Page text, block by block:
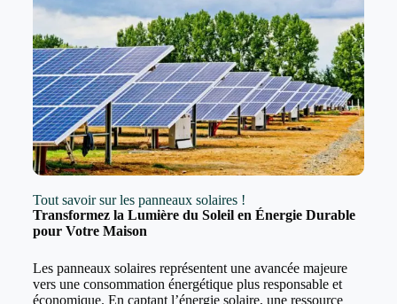
Tout savoir sur les panneaux solaires !
Transformez la Lumière du Soleil en Énergie Durable
pour Votre Maison
Les panneaux solaires représentent une avancée majeure
vers une consommation énergétique plus responsable et
économique. En captant l’énergie solaire, une ressource